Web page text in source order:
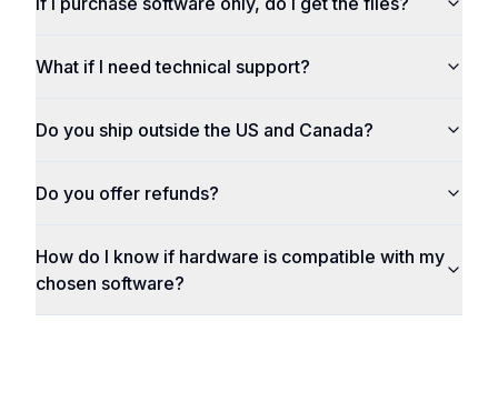
What if I need technical support?
Do you ship outside the US and Canada?
Do you offer refunds?
How do I know if hardware is compatible with my
chosen software?